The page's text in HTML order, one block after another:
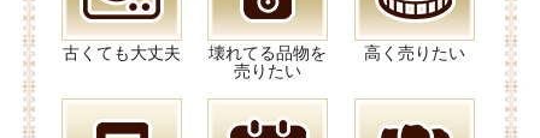
古くても大丈夫
壊れてる品物を
売りたい
高く売りたい